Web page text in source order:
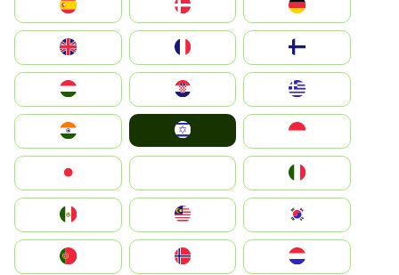
Deutschland
Denmark
United Kingdom
Hrvatska
Magyarország
Indonesia
South Korea
Nederland
Portugal